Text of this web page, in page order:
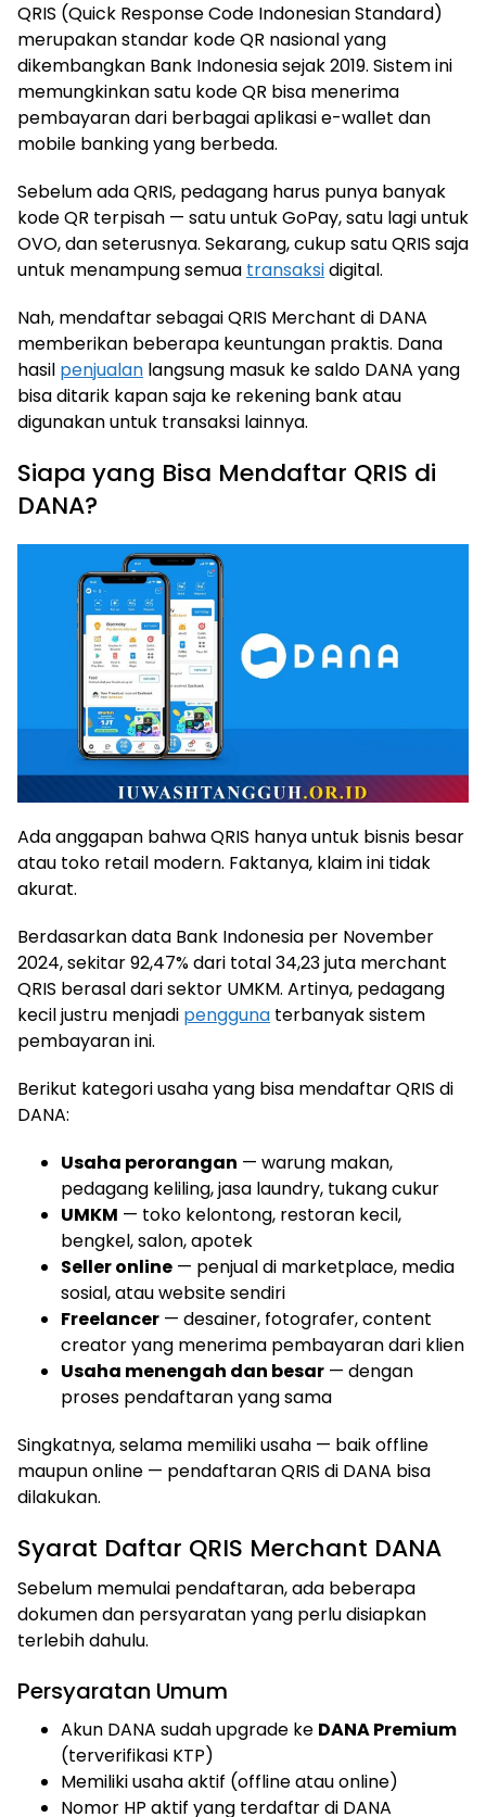
QRIS (Quick Response Code Indonesian Standard)
merupakan standar kode QR nasional yang
dikembangkan Bank Indonesia sejak 2019. Sistem ini
memungkinkan satu kode QR bisa menerima
pembayaran dari berbagai aplikasi e-wallet dan
mobile banking yang berbeda.
Sebelum ada QRIS, pedagang harus punya banyak
kode QR terpisah — satu untuk GoPay, satu lagi untuk
OVO, dan seterusnya. Sekarang, cukup satu QRIS saja
untuk menampung semua transaksidigital.
Nah, mendaftar sebagai QRIS Merchant di DANA
memberikan beberapa keuntungan praktis. Dana
hasil penjualan langsung masuk ke saldo DANA yang
bisa ditarik kapan saja ke rekening bank atau
digunakan untuk transaksi lainnya.
Siapa yang Bisa Mendaftar QRIS di
DANA?
Ada anggapan bahwa QRIS hanya untuk bisnis besar
atau toko retail modern. Faktanya, klaim ini tidak
akurat.
Berdasarkan data Bank Indonesia per November
2024, sekitar 92,47% dari total 34,23 juta merchant
QRIS berasal dari sektor UMKM. Artinya, pedagang
kecil justru menjadi pengguna terbanyak sistem
pembayaran ini.
Berikut kategori usaha yang bisa mendaftar QRIS di
DANA:
Usaha perorangan — warung makan,
pedagang keliling, jasa laundry, tukang cukur
UMKM — toko kelontong, restoran kecil,
bengkel, salon, apotek
Seller online — penjual di marketplace, media
sosial, atau website sendiri
Freelancer — desainer, fotografer, content
creator yang menerima pembayaran dari klien
Usaha menengah dan besar — dengan
proses pendaftaran yang sama
Singkatnya, selama memiliki usaha — baik offline
maupun online — pendaftaran QRIS di DANA bisa
dilakukan.
Syarat Daftar QRIS Merchant DANA
Sebelum memulai pendaftaran, ada beberapa
dokumen dan persyaratan yang perlu disiapkan
terlebih dahulu.
Persyaratan Umum
Akun DANA sudah upgrade ke DANA Premium
(terverifikasi KTP)
Memiliki usaha aktif (offline atau online)
Nomor HP aktif yang terdaftar di DANA